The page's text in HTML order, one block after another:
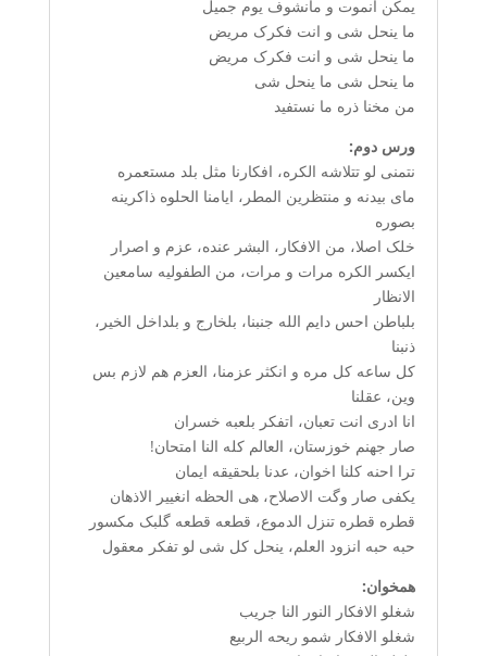
یمکن انموت و مانشوف یوم جمیل
ما ینحل شی و انت فکرک مریض
ما ینحل شی و انت فکرک مریض
ما ینحل شی ما ینحل شی
من مخنا ذره ما نستفید
ورس دوم:
نتمنی لو تتلاشه الکره، افکارنا مثل بلد مستعمره
مای بیدنه و منتظرین المطر، ایامنا الحلوه ذاکرینه
بصوره
خلک اصلا، من الافکار، البشر عنده، عزم و اصرار
ایکسر الکره مرات و مرات، من الطفولیه سامعین
الانظار
بلباطن احس دایم الله جنبنا، بلخارج و بلداخل الخیر،
ذنبنا
کل ساعه کل مره و انکثر عزمنا، العزم هم لازم بس
وین، عقلنا
انا ادری انت تعبان، اتفکر بلعبه خسران
صار جهنم خوزستان، العالم کله النا امتحان!
ترا احنه کلنا اخوان، عدنا بلحقیقه ایمان
یکفی صار وگت الاصلاح، هی الحظه انغییر الاذهان
قطره قطره تنزل الدموع، قطعه قطعه گلبک مکسور
حبه حبه انزود العلم، ینحل کل شی لو تفکر معقول
همخوان:
شغلو الافکار النور النا جریب
شغلو الافکار شمو ریحه الربیع